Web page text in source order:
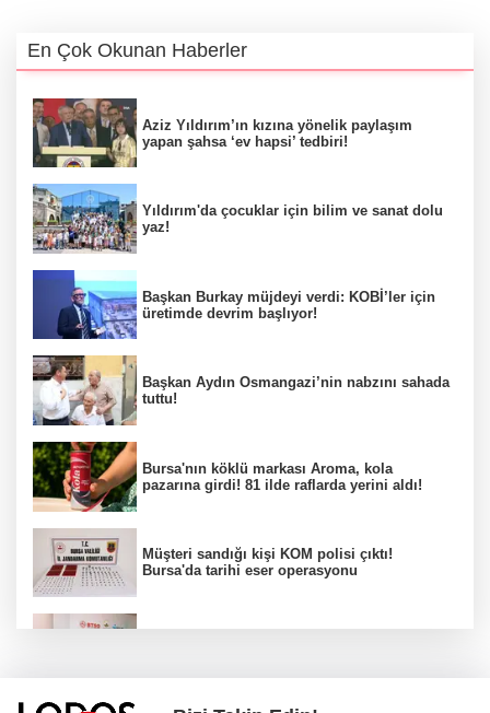
En Çok Okunan Haberler
Aziz Yıldırım’ın kızına yönelik paylaşım
yapan şahsa ‘ev hapsi’ tedbiri!
Yıldırım'da çocuklar için bilim ve sanat dolu
yaz!
Başkan Burkay müjdeyi verdi: KOBİ’ler için
üretimde devrim başlıyor!
Başkan Aydın Osmangazi’nin nabzını sahada
tuttu!
Bursa'nın köklü markası Aroma, kola
pazarına girdi! 81 ilde raflarda yerini aldı!
Müşteri sandığı kişi KOM polisi çıktı!
Bursa'da tarihi eser operasyonu